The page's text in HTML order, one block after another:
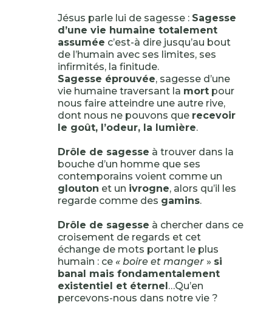
Jésus parle lui de sagesse : Sagesse
d’une vie humaine totalement
assumée c’est-à dire jusqu’au bout
de l’humain avec ses limites, ses
infirmités, la finitude.
Sagesse éprouvée, sagesse d’une
vie humaine traversant la mortpour
nous faire atteindre une autre rive,
dont nous ne pouvons que recevoir
le goût, l’odeur, la lumière.
Drôle de sagesse à trouver dans la
bouche d’un homme que ses
contemporains voient comme un
glouton et un ivrogne, alors qu’il les
regarde comme des gamins.
Drôle de sagesse à chercher dans ce
croisement de regards et cet
échange de mots portant le plus
humain : ce « boire et manger» si
banal mais fondamentalement
existentiel et éternel…Qu’en
percevons-nous dans notre vie ?